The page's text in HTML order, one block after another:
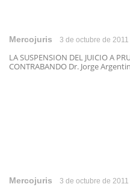
Mercojuris 3 de octubre de 2011
LA SUSPENSION DEL JUICIO A
CONTRABANDO Dr. Jorge
Mercojuris 3 de octubre de 2011